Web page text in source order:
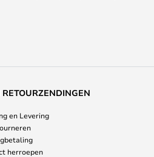
en Levering
herroepen